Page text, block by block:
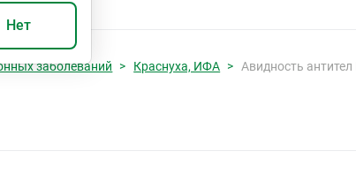
Нет
заболеваний Краснуха, ИФА Авидность антител